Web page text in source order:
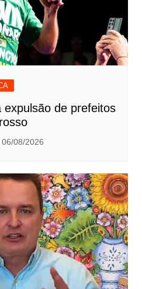
expulsão de prefeitos
06/08/2026